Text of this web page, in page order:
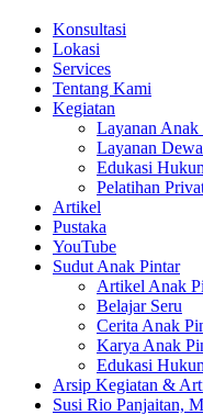
Konsultasi
Lokasi
Services
Tentang Kami
Kegiatan
Layanan Anak
Layanan
Edukasi
Pelatihan
Artikel
Pustaka
YouTube
Sudut Anak Pintar
Artikel Anak
Belajar Seru
Cerita Anak
Karya Anak
Edukasi
Arsip Kegiatan &
Susi Rio Panjaitan,